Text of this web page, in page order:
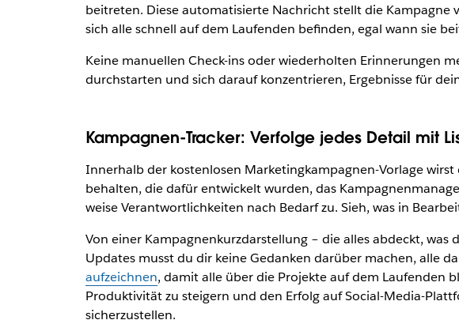
beitreten. Diese automatisierte Nachricht stellt die
sich alle schnell auf dem Laufenden befinden, egal wann sie
Keine manuellen Check-ins oder wiederholten Erinnerungen
durchstarten und sich darauf konzentrieren, Ergebnisse für
Kampagnen-Tracker: Verfolge jedes Detail mit
Innerhalb der kostenlosen Marketingkampagnen-Vorlage
behalten, die dafür entwickelt wurden, das
weise Verantwortlichkeiten nach Bedarf zu. Sieh, was in
Von einer Kampagnenkurzdarstellung – die alles abdeckt,
Updates musst du dir keine Gedanken darüber machen, alle
aufzeichnen, damit alle über die Projekte auf dem Laufenden
Produktivität zu steigern und den Erfolg auf Social-Media-
sicherzustellen.